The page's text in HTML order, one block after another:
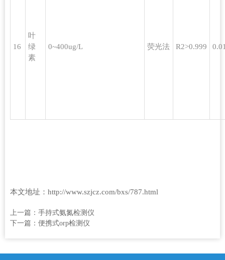
16
叶
绿
素
0~400ug/L 荧光法 R2>0.999
本文地址：http://www.szjcz.com/bxs/787.html
上一篇： 手持式氨氮检测仪
下一篇： 便携式orp检测仪